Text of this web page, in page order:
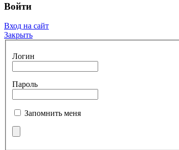
Войти
Вход на сайт
Закрыть
Логин
Пароль
Запомнить меня